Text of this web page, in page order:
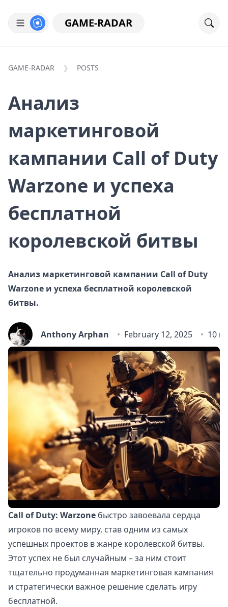
GAME-RADAR
GAME-RADAR POSTS
Анализ
маркетинговой
кампании Call of Duty
Warzone и успеха
бесплатной
королевской битвы
Анализ маркетинговой кампании Call of Duty
Warzone и успеха бесплатной королевской
битвы.
Anthony Arphan February 12, 2025 10
Call of Duty: Warzone быстро завоевала сердца
игроков по всему миру, став одним из самых
успешных проектов в жанре королевской битвы.
Этот успех не был случайным – за ним стоит
тщательно продуманная маркетинговая кампания
и стратегически важное решение сделать игру
бесплатной.